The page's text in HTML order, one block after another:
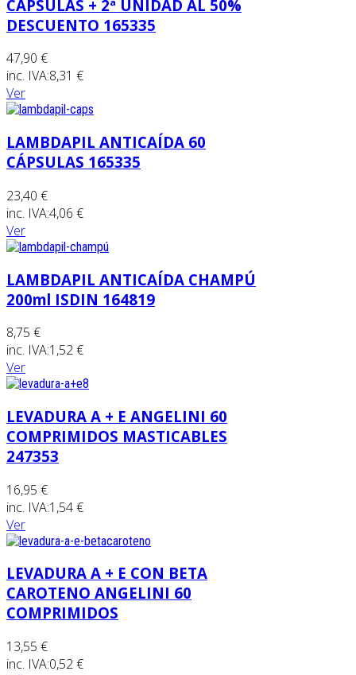
CÁPSULAS + 2ª UNIDAD AL 50%
DESCUENTO 165335
47,90 €
inc. IVA:8,31 €
Ver
LAMBDAPIL ANTICAÍDA 60
CÁPSULAS 165335
23,40 €
inc. IVA:4,06 €
Ver
LAMBDAPIL ANTICAÍDA CHAMPÚ
200ml ISDIN 164819
8,75 €
inc. IVA:1,52 €
Ver
LEVADURA A + E ANGELINI 60
COMPRIMIDOS MASTICABLES
247353
16,95 €
inc. IVA:1,54 €
Ver
LEVADURA A + E CON BETA
CAROTENO ANGELINI 60
COMPRIMIDOS
13,55 €
inc. IVA:0,52 €